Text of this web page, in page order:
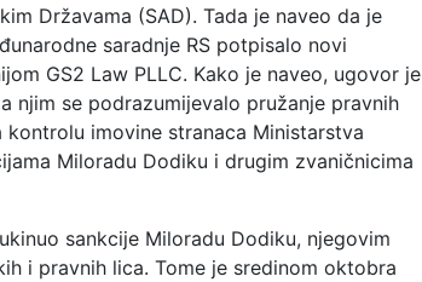
Državama (SAD). Tada je naveo da je
saradnje RS potpisalo novi
GS2 Law PLLC. Kako je naveo, ugovor je
njim se podrazumijevalo pružanje pravnih
imovine stranaca Ministarstva
Miloradu Dodiku i drugim zvaničnicima
sankcije Miloradu Dodiku, njegovim
i pravnih lica. Tome je sredinom oktobra